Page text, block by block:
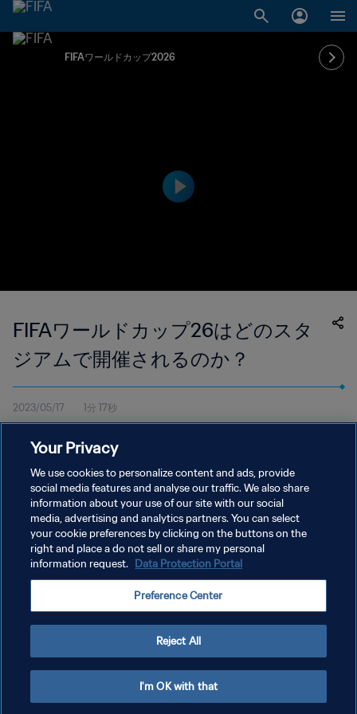
FIFAワールドカップ2026
FIFAワールドカップ26はどのスタ
ジアムで開催されるのか？
2023/05/17 1分 17秒
ついて知ろう。
プライバシーポリシー
クッキー設定の管理
Copyright © 1994 - 2026 FIFA. All rights reserved.
Your Privacy
We use cookies to personalize content and ads, provide
social media features and analyse our traffic. We also share
information about your use of our site with our social
media, advertising and analytics partners. You can select
your cookie preferences by clicking on the buttons on the
right and place a do not sell or share my personal
information request. Data Protection Portal
Preference Center
Reject All
I'm OK with that